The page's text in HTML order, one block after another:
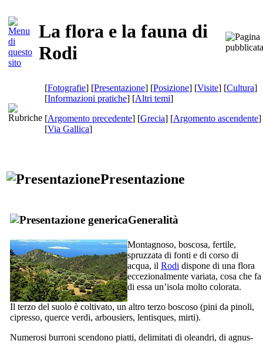
La flora e la fauna di
Rodi
[Fotografie] [Presentazione] [Posizione] [Visite] [Cultura]
[Informazioni pratiche] [Altri temi]
[Argomento precedente] [Grecia] [Argomento ascendente]
[Via Gallica]
Presentazione
Generalità
Montagnoso, boscosa, fertile,
spruzzata di fonti e di corso di
acqua, il Rodi dispone di una flora
eccezionalmente variata, cosa che fa
di essa un’isola molto colorata.
Il terzo del suolo è coltivato, un altro terzo boscoso (pini da pinoli,
cipresso, querce verdi, arbousiers, lentisques, mirti).
Numerosi burroni scendono piatti, delimitati di oleandri, di agnus-